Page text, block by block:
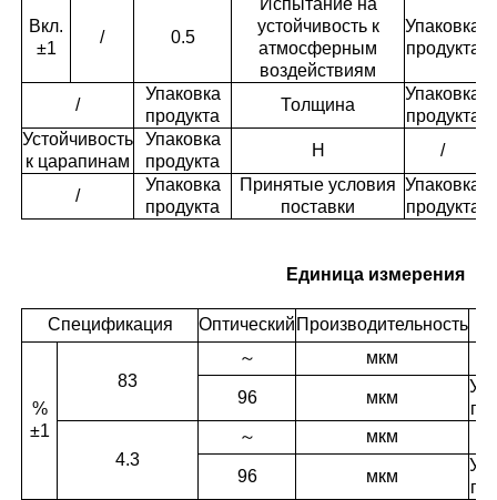
Вкл.
±1
/ 0.5
Испытание на
устойчивость к
атмосферным
воздействиям
Упаковка
продукта
/
Упаковка
продукта
Толщина
Упаковка
продукта
Устойчивость
к царапинам
Упаковка
продукта
H /
/
Упаковка
продукта
Принятые условия
поставки
Упаковка
продукта
Единица измерения
Спецификация Оптический Производительность
%
±1
83
～ мкм
96 мкм
4.3
～ мкм
96 мкм